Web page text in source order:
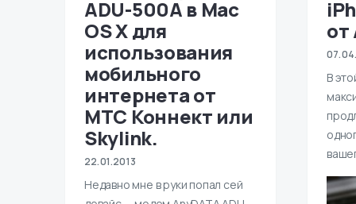
ADU-500A в Mac
OS X для
использования
мобильного
интернета от
МТС Коннект или
Skylink.
22.01.2013
Недавно мне в руки попал сей
от
В